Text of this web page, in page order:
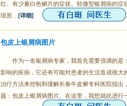
红、有少量白色鳞片的症状。轻微型银屑病的症
现形… [详细]
包皮上银屑病图片
作为一名银屑病专家，我首先需要强调的是
影响的疾病，它还有可能对患者的生活造成很大
治疗方法来控制和缓解长春牛皮癣专科医院指出
题：包皮上银屑病图片。在这里，我想就此进